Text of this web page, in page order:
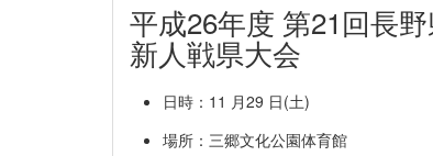
平成26年度 第21回長
新人戦県大会
日時：11 月29 日(土)
場所：三郷文化公園体育館